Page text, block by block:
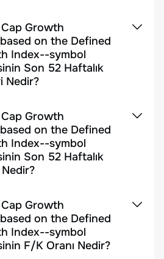
Growth
on the Defined
Index--symbol
Son 52 Haftalık
Nedir?
Growth
on the Defined
Index--symbol
Son 52 Haftalık
Growth
on the Defined
Index--symbol
F/K Oranı Nedir?